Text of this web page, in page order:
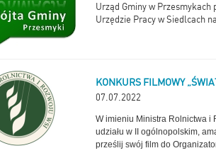
Urząd Gminy w
Urzędzie Pracy w Siedlcach
KONKURS FILMOWY
07.07.2022
W imieniu Ministra Rolnictwa i
udziału w II ogólnopolskim,
prześlij swój film do